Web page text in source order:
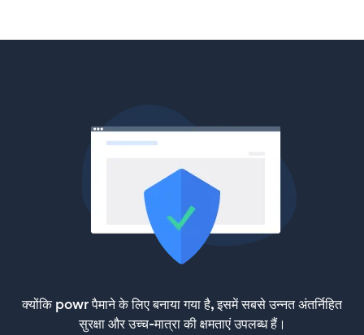
क्योंकि powr पैमाने के लिए बनाया गया है, इसमें सबसे उन्नत अंतर्निहित
सुरक्षा और उच्च-मात्रा की क्षमताएं उपलब्ध हैं।